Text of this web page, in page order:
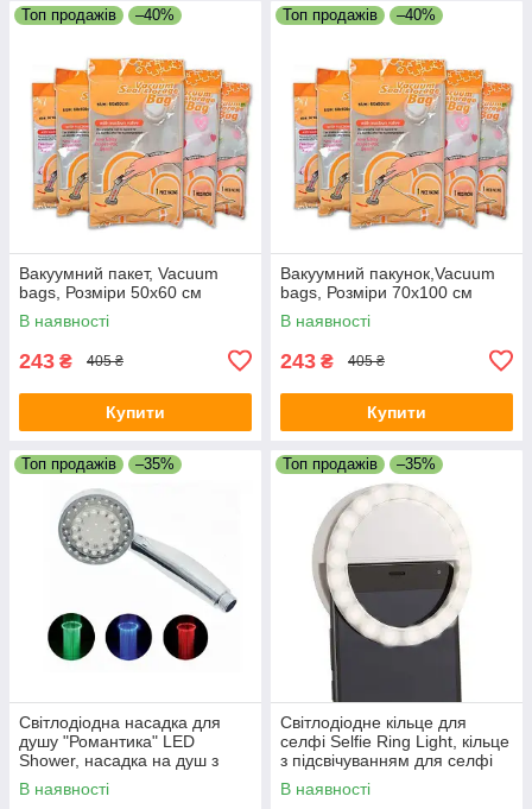
Топ продажів –40%
Вакуумний пакет, Vacuum
bags, Розміри 50x60 см
В наявності
243 ₴ 405 ₴
Купити
Топ продажів –40%
Вакуумний пакунок,Vacuum
bags, Розміри 70x100 см
В наявності
243 ₴ 405 ₴
Купити
Топ продажів –35%
Світлодіодна насадка для
душу "Романтика" LED
Shower, насадка на душ з
підсвічуванням,
світлодіодний душ
В наявності
Топ продажів –35%
Світлодіодне кільце для
селфі Selfie Ring Light, кільце
з підсвічуванням для селфі
В наявності